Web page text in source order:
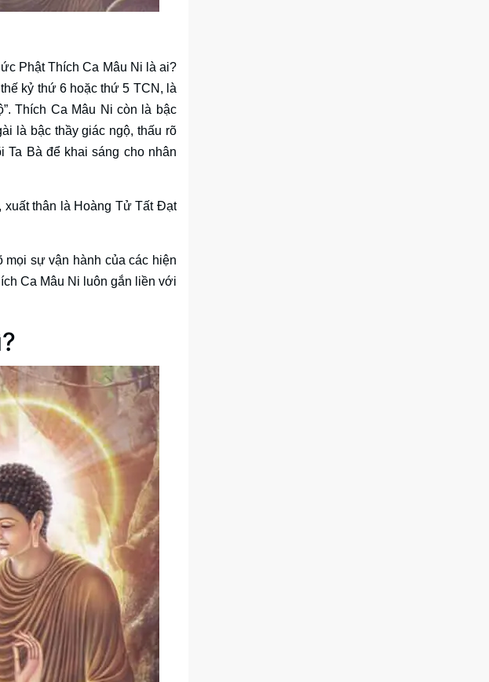
Phật Thích Ca Mâu Ni là ai?
kỷ thứ 6 hoặc thứ 5 TCN, là
Thích Ca Mâu Ni còn là bậc
là bậc thầy giác ngộ, thấu rõ
Bà để khai sáng cho nhân
xuất thân là Hoàng Tử Tất Đạt
mọi sự vận hành của các hiện
Ca Mâu Ni luôn gắn liền với